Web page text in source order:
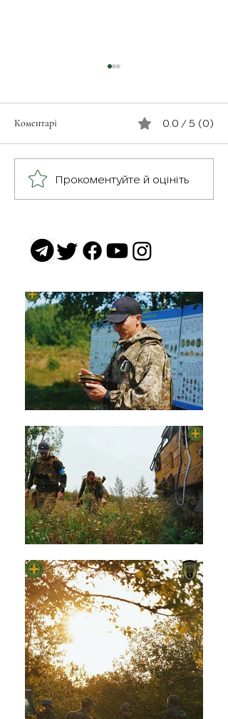
Герої серед нас: медик
Хітмен
Коментарі 0.0 / 5 (0)
Прокоментуйте й оцініть